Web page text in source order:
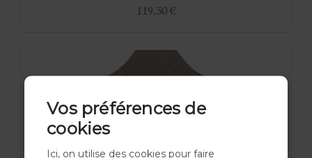
119.30 €
Vos préférences de
cookies
Ici, on utilise des cookies pour faire